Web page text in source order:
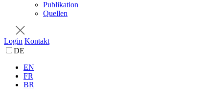
Publikation
Quellen
Login Kontakt
DE
EN
FR
BR